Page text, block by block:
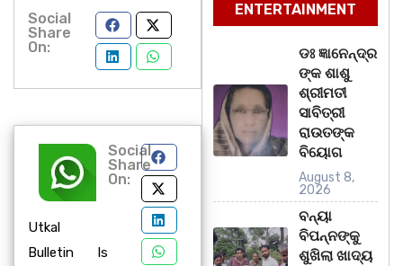
Social
Share
On:
Utkal
Bulletin Is
Social
Share
On:
ENTERTAINMENT
ଡଃ ଜ୍ଞାନେନ୍ଦ୍ର
ଙ୍କ ଶାଶୁ
ଶ୍ରୀମତୀ
ସାବିତ୍ରୀ
ରାଉତଙ୍କ
ବିୟୋଗ
August 8,
2026
ବନ୍ୟା
ବିପନ୍ନଙ୍କୁ
ଶୁଖିଲା ଖାଦ୍ୟ